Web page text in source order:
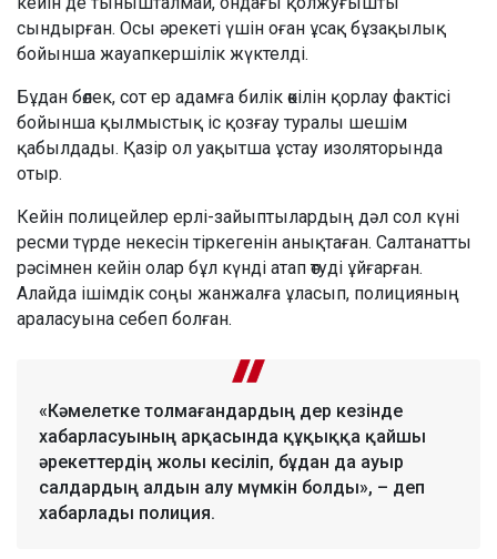
сындырған. Осы әрекеті үшін оған ұсақ бұзақылық
бойынша жауапкершілік жүктелді.
Бұдан бөлек, сот ер адамға билік өкілін қорлау фактісі
бойынша қылмыстық іс қозғау туралы шешім
қабылдады. Қазір ол уақытша ұстау изоляторында
отыр.
Кейін полицейлер ерлі-зайыптылардың дәл сол күні
ресми түрде некесін тіркегенін анықтаған. Салтанатты
рәсімнен кейін олар бұл күнді атап өтуді ұйғарған.
Алайда ішімдік соңы жанжалға ұласып, полицияның
араласуына себеп болған.
«Кәмелетке толмағандардың дер кезінде
хабарласуының арқасында құқыққа қайшы
әрекеттердің жолы кесіліп, бұдан да ауыр
салдардың алдын алу мүмкін болды», – деп
хабарлады полиция.